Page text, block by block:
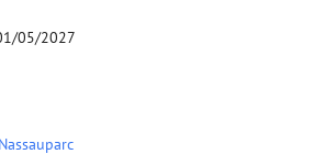
05/2027